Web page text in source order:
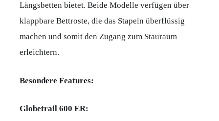
Längsbetten bietet. Beide Modelle verfügen über
klappbare Bettroste, die das Stapeln überflüssig
machen und somit den Zugang zum Stauraum
erleichtern.
Besondere Features:
Globetrail 600 ER: